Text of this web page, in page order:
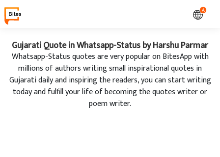
A
Gujarati Quote in Whatsapp-Status by Harshu Parmar
Whatsapp-Status quotes are very popular on BitesApp with
millions of authors writing small inspirational quotes in
Gujarati daily and inspiring the readers, you can start writing
today and fulfill your life of becoming the quotes writer or
poem writer.